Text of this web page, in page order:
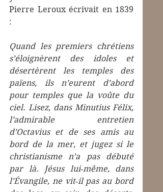
Pierre Leroux écrivait en 1839
:
Quand les premiers chrétiens
s’éloignèrent des idoles et
désertèrent les temples des
païens, ils n’eurent d’abord
pour temples que la voûte du
ciel. Lisez, dans Minutius Félix,
l’admirable entretien
d’Octavius et de ses amis au
bord de la mer, et jugez si le
christianisme n’a pas débuté
par là. Jésus lui‑même, dans
l’Évangile, ne vit‑il pas au bord